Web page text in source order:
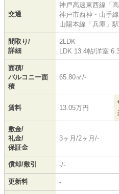
交通
神戸高速東西線 「
神戸市西神・山手線
山陽本線 「 兵庫 」
間取り/
詳細
2LDK
LDK 13.4帖/洋室
面積/
バルコニー面
積
65.80㎡/-
賃料 13.05万円
敷金/
礼金/
保証金
3ヶ月/2ヶ月/-
償却/敷引 -/-
更新料 -